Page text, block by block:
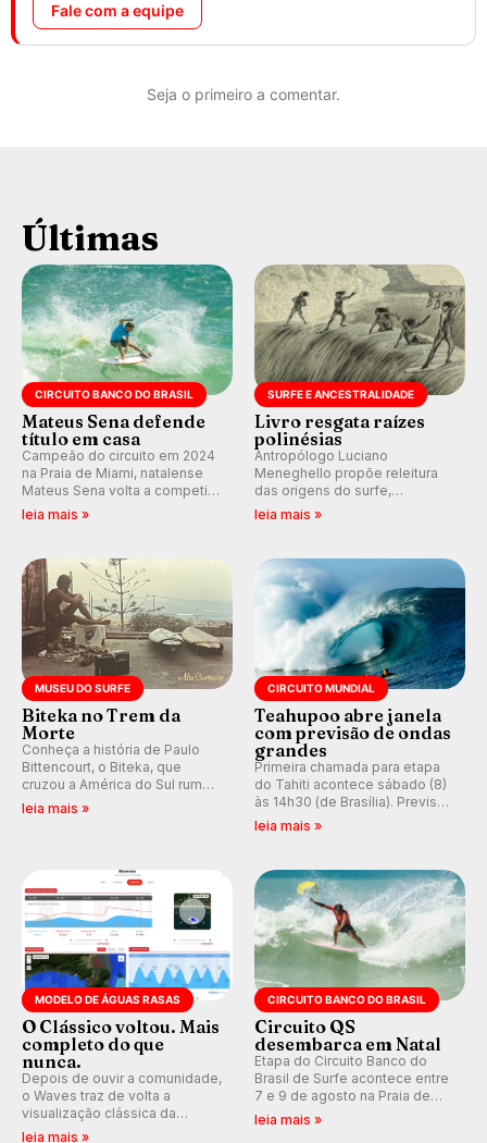
Fale com a equipe
Seja o primeiro a comentar.
Últimas
CIRCUITO BANCO DO BRASIL
Mateus Sena defende
título em casa
Campeão do circuito em 2024
na Praia de Miami, natalense
Mateus Sena volta a competir
em casa em busca de manter a
leia mais »
SURFE E ANCESTRALIDADE
Livro resgata raízes
polinésias
Antropólogo Luciano
Meneghello propõe releitura
das origens do surfe,
resgatando a cultura polinésia
prática em esporte e indústria.
leia mais »
MUSEU DO SURFE
Biteka no Trem da
Morte
Conheça a história de Paulo
Bittencourt, o Biteka, que
cruzou a América do Sul rumo
ao Pacífico em uma jornada
leia mais »
CIRCUITO MUNDIAL
Teahupoo abre janela
com previsão de ondas
grandes
Primeira chamada para etapa
do Tahiti acontece sábado (8)
às 14h30 (de Brasília). Previsão
indica swell consistente.
Kelly Slater convidado.
leia mais »
MODELO DE ÁGUAS RASAS
O Clássico voltou. Mais
completo do que
nunca.
Depois de ouvir a comunidade,
o Waves traz de volta a
visualização clássica da
previsão de águas rasas,
leia mais »
CIRCUITO BANCO DO BRASIL
Circuito QS
desembarca em Natal
Etapa do Circuito Banco do
Brasil de Surfe acontece entre
7 e 9 de agosto na Praia de
Miami (RN), em disputas
leia mais »